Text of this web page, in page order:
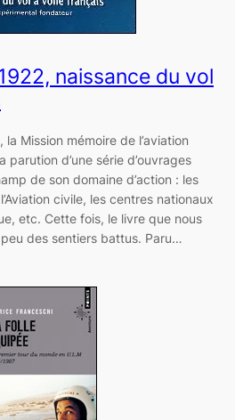
naissance du vol
Mission mémoire de l’aviation
parution d’une série d’ouvrages
de son domaine d’action : les
civile, les centres nationaux
etc. Cette fois, le livre que nous
des sentiers battus. Paru…